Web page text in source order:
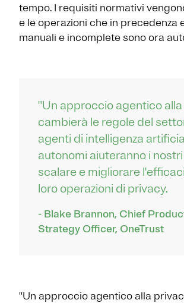
tempo. I requisiti normativi
e le operazioni che in precedenza
manuali e incomplete sono ora
"Un approccio agentico
cambierà le regole del
agenti di intelligenza
autonomi aiuteranno i
scalare e migliorare
loro operazioni di privacy.
- Blake Brannon, Chief
Strategy Officer, OneTrust
''Un approccio agentico alla